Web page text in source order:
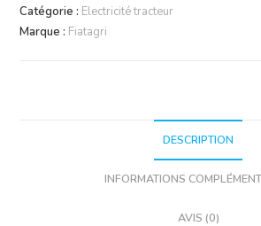
Catégorie : Electricité tracteur
Marque : Fiatagri
DESCRIPTION
INFORMATIONS
AVIS (0)